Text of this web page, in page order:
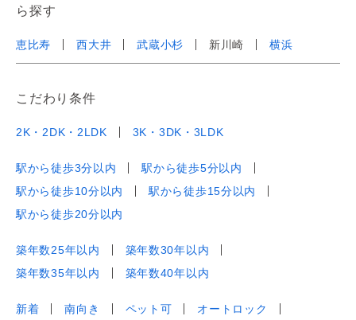
ら探す
恵比寿 西大井 武蔵小杉 新川崎 横浜
こだわり条件
2K・2DK・2LDK 3K・3DK・3LDK
駅から徒歩3分以内
駅から徒歩5分以内
駅から徒歩10分以内
駅から徒歩15分以内
駅から徒歩20分以内
築年数25年以内
築年数30年以内
築年数35年以内
築年数40年以内
新着 南向き ペット可
オートロック